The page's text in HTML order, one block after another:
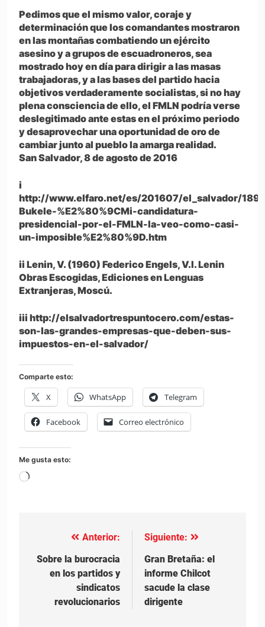
Pedimos que el mismo valor, coraje y
determinación que los comandantes mostraron
en las montañas combatiendo un ejército
asesino y a grupos de escuadroneros, sea
mostrado hoy en día para dirigir a las masas
trabajadoras, y a las bases del partido hacia
objetivos verdaderamente socialistas, si no hay
plena consciencia de ello, el FMLN podría verse
deslegitimado ante estas en el próximo periodo
y desaprovechar una oportunidad de oro de
cambiar junto al pueblo la amarga realidad.
San Salvador, 8 de agosto de 2016
i
http://www.elfaro.net/es/201607/el_salvador/
Bukele-%E2%80%9CMi-candidatura-
presidencial-por-el-FMLN-la-veo-como-casi-
un-imposible%E2%80%9D.htm
ii Lenin, V. (1960) Federico Engels, V.I. Lenin
Obras Escogidas, Ediciones en Lenguas
Extranjeras, Moscú.
iii http://elsalvadortrespuntocero.com/estas-
son-las-grandes-empresas-que-deben-sus-
impuestos-en-el-salvador/
Comparte esto:
X WhatsApp Telegram
Facebook Correo electrónico
Me gusta esto:
Cargando...
Navegación
de
entradas
Anterior:
Sobre la burocracia
en los partidos y
sindicatos
revolucionarios
Siguiente:
Gran Bretaña: el
informe Chilcot
sacude la clase
dirigente